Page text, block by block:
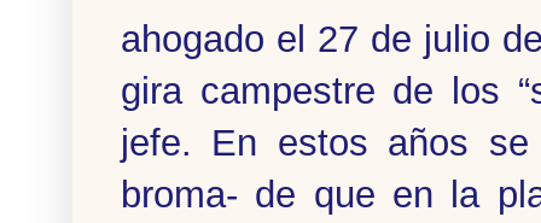
ahogado el 27 de julio
gira campestre de los
jefe. En estos años
broma- de que en la